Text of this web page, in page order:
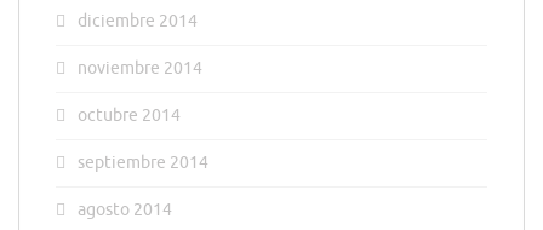
diciembre 2014
noviembre 2014
octubre 2014
septiembre 2014
agosto 2014